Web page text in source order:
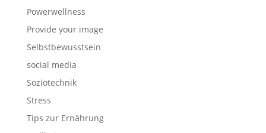
Powerwellness
Provide your image
Selbstbewusstsein
social media
Soziotechnik
Stress
Tips zur Ernährung